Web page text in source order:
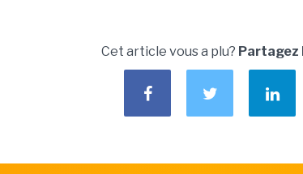
Cet article vous a plu? Partagez